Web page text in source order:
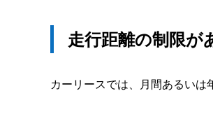
走行距離の制限が
カーリースでは、月間あるいは